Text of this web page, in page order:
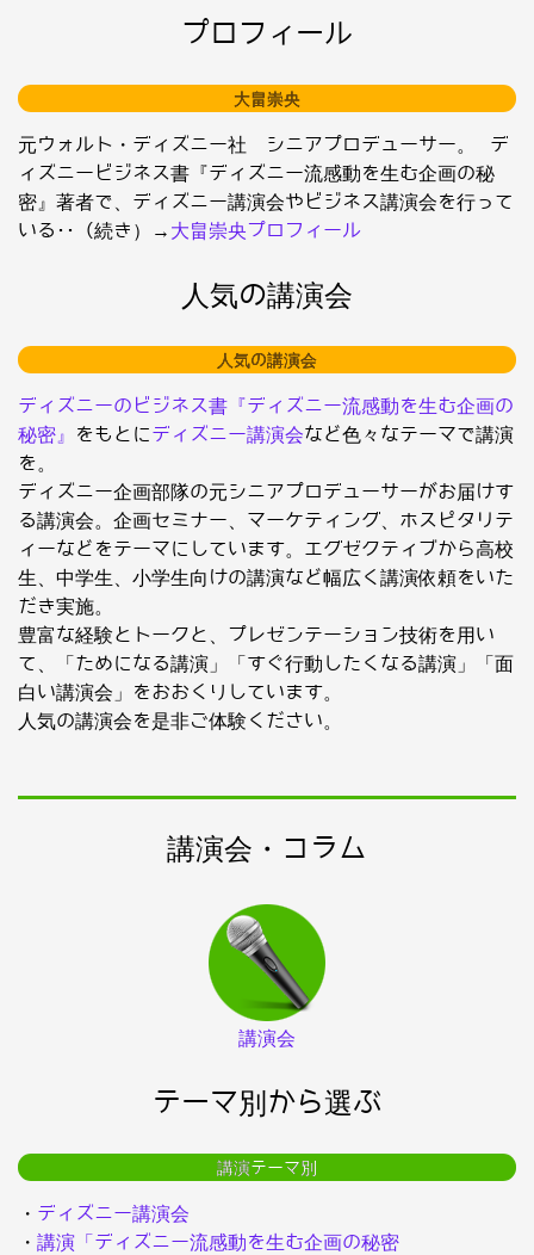
プロフィール
大畠崇央
元ウォルト・ディズニー社 シニアプロデューサー。 デ
ィズニービジネス書『ディズニー流感動を生む企画の秘
密』著者で、ディズニー講演会やビジネス講演会を行って
いる･･（続き）→ 大畠崇央プロフィール
人気の講演会
人気の講演会
ディズニーのビジネス書『ディズニー流感動を生む企画の
秘密』
をもとにディズニー講演会など色々なテーマで講演
を。
ディズニー企画部隊の元シニアプロデューサーがお届けす
る講演会。企画セミナー、マーケティング、ホスピタリテ
ィーなどをテーマにしています。エグゼクティブから高校
生、中学生、小学生向けの講演など幅広く講演依頼をいた
だき実施。
豊富な経験とトークと、プレゼンテーション技術を用い
て、「ためになる講演」「すぐ行動したくなる講演」「面
白い講演会」をおおくりしています。
人気の講演会を是非ご体験ください。
講演会・コラム
講演会
テーマ別から選ぶ
講演テーマ別
・ ディズニー講演会
・ 講演「ディズニー流感動を生む企画の秘密